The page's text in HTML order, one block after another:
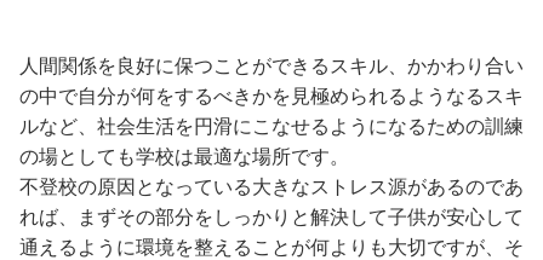
人間関係を良好に保つことができるスキル、かかわり合い
の中で自分が何をするべきかを見極められるようなるスキ
ルなど、社会生活を円滑にこなせるようになるための訓練
の場としても学校は最適な場所です。
不登校の原因となっている大きなストレス源があるのであ
れば、まずその部分をしっかりと解決して子供が安心して
通えるように環境を整えることが何よりも大切ですが、そ